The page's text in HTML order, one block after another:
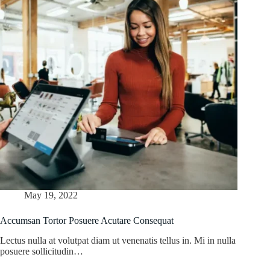
May 19, 2022
Accumsan Tortor Posuere Acutare Consequat
Lectus nulla at volutpat diam ut venenatis tellus in. Mi in nulla
posuere sollicitudin…